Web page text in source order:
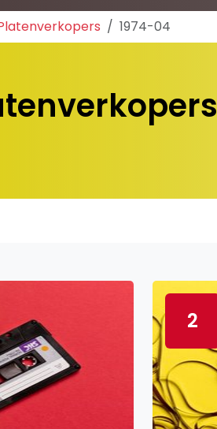
1974-04
2